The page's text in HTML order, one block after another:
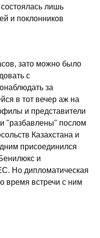
лишь
и поклонников
зато можно было
с
за
в тот вечер аж на
и представители
"разбавлены" послом
Казахстана и
присоединился
и
Но дипломатическая
время встречи с ним